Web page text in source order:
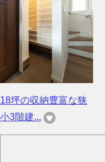
18坪の収納豊富な狭
小3階建...